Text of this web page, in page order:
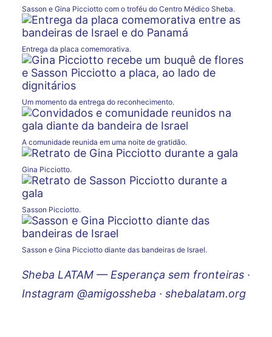
Sasson e Gina Picciotto com o troféu do Centro Médico Sheba.
Entrega da placa comemorativa.
Um momento da entrega do reconhecimento.
A comunidade reunida em uma noite de gratidão.
Gina Picciotto.
Sasson Picciotto.
Sasson e Gina Picciotto diante das bandeiras de Israel.
Sheba LATAM — Esperança sem fronteiras ·
Instagram @amigossheba · shebalatam.org